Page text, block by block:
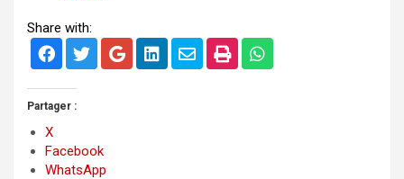
Share with:
Partager :
X
Facebook
WhatsApp